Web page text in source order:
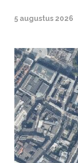
5 augustus 2026